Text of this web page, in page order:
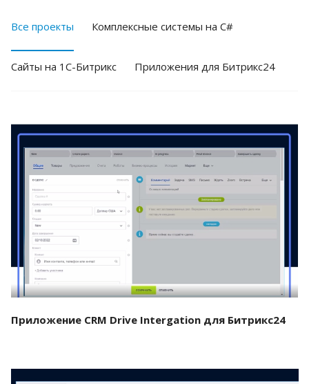
Все проекты Комплексные системы на C#
Cайты на 1С-Битрикс Приложения для Битрикс24
Смотреть проект
Приложение CRM Drive Intergation для Битрикс24